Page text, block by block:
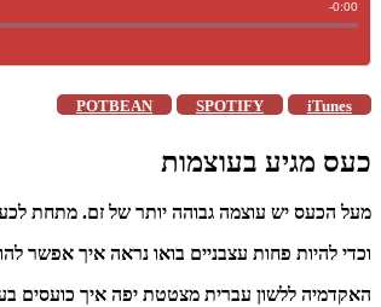
POTBEAN SPOTIFY iTunes
כעס מגיע בעוצמות
מעל הכעס יש עוצמה גבוהה יותר של זם. מתחת
וכדי להיות פחות עצבניים בואו נראה איך אפשר
האקדמיה ללשון עברית מצטטת יפה איך כועסים